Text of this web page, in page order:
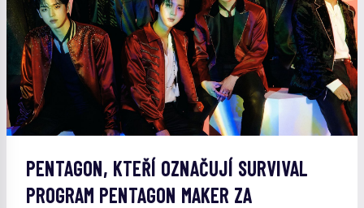
PENTAGON, KTEŘÍ OZNAČUJÍ SURVIVAL
PROGRAM PENTAGON MAKER ZA